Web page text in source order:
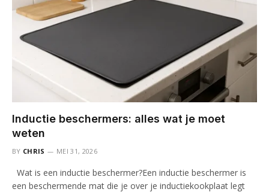
Inductie beschermers: alles wat je moet
weten
BY CHRIS MEI 31, 2026
Wat is een inductie beschermer?Een inductie beschermer is
een beschermende mat die je over je inductiekookplaat legt